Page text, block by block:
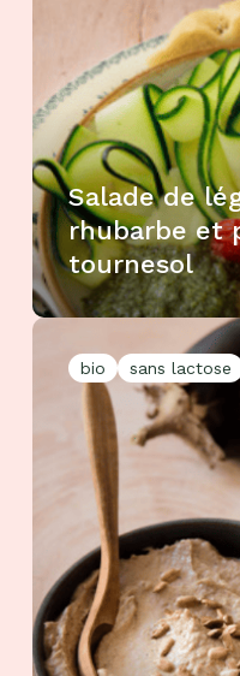
Salade de
rhubarbe et
tournesol
bio sans lactose